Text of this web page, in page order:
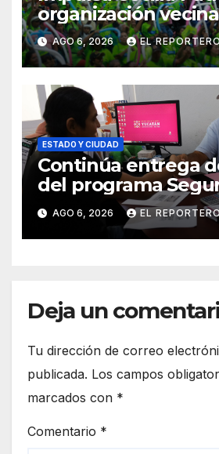
organización
Mérida y suma a
vigilancia en la
social del delito
AGO 6, 2026 EL
ESTADO Y CIUDAD
Continúa entrega
del programa
Mar
AGO 6, 2026 EL
Deja un
Tu dirección de correo
publicada. Los campos
marcados con *
Comentario *